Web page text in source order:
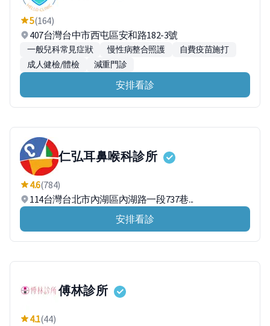
5(164)
407台灣台中市西屯區安和路182-3號
一般兒科常見症狀 慢性病整合照護
自費疫苗施打
成人健檢/體檢
減重門診
安排看診
仁弘耳鼻喉科診所
4.6(784)
114台灣台北市內湖區內湖路一段737巷...
安排看診
傅林診所
4.1(44)